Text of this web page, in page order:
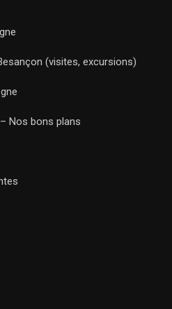
(visites, excursions)
Nos bons plans